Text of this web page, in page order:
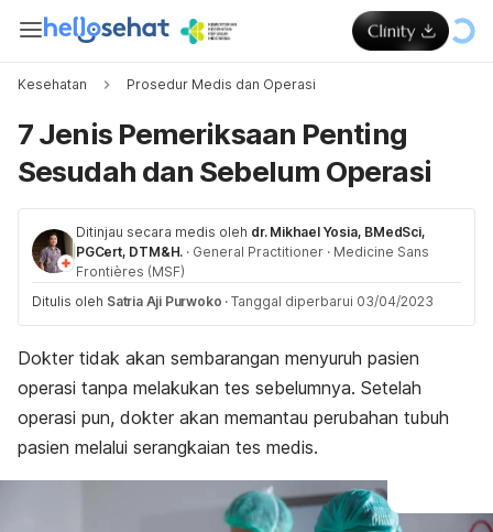
Kesehatan Prosedur Medis dan Operasi
7 Jenis Pemeriksaan Penting
Sesudah dan Sebelum Operasi
Ditinjau secara medis oleh dr. Mikhael Yosia, BMedSci,
PGCert, DTM&H. · General Practitioner · Medicine Sans
Frontières (MSF)
Ditulis oleh Satria Aji Purwoko · Tanggal diperbarui 03/04/2023
Dokter tidak akan sembarangan menyuruh pasien
operasi tanpa melakukan tes sebelumnya. Setelah
operasi pun, dokter akan memantau perubahan tubuh
pasien melalui serangkaian tes medis.